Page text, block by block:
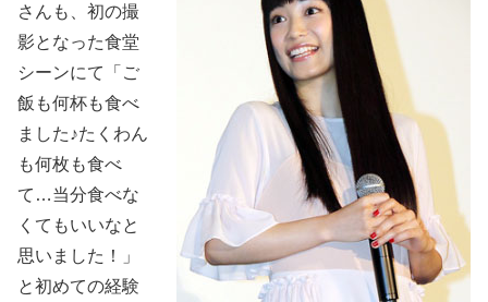
さんも、初の撮
影となった食堂
シーンにて「ご
飯も何杯も食べ
ました♪たくわん
も何枚も食べ
て…当分食べな
くてもいいなと
思いました！」
と初めての経験